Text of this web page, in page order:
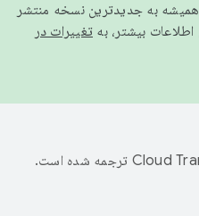
همیشه به جدیدترین نسخه منتشر
تغییرات در
ترجمه شده است.